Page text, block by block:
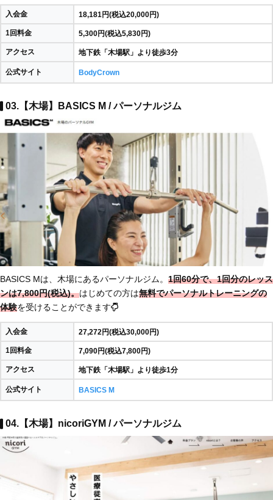
入会金 18,181円(税込20,000円)
1回料金 5,300円(税込5,830円)
アクセス 地下鉄「木場駅」より徒歩3分
公式サイト BodyCrown
03.【木場】BASICS M / パーソナルジム
BASICS Mは、木場にあるパーソナルジム。 1回60分で、1回分のレッス
ンは7,800円(税込)。はじめての方は無料でパーソナルトレーニングの
体験を受けることができます
入会金 27,272円(税込30,000円)
1回料金 7,090円(税込7,800円)
アクセス 地下鉄「木場駅」より徒歩1分
公式サイト BASICS M
04.【木場】nicoriGYM / パーソナルジム